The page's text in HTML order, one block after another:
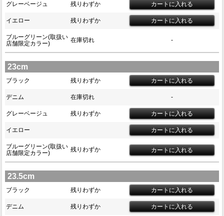
グレーベージュ 残りわずか
イエロー 残りわずか
ブルーグリーン(取扱い
店舗限定カラー)
在庫切れ -
23cm
ブラック 残りわずか
デニム 在庫切れ -
グレーベージュ 残りわずか
イエロー
ブルーグリーン(取扱い
店舗限定カラー)
残りわずか
23.5cm
ブラック 残りわずか
デニム 残りわずか